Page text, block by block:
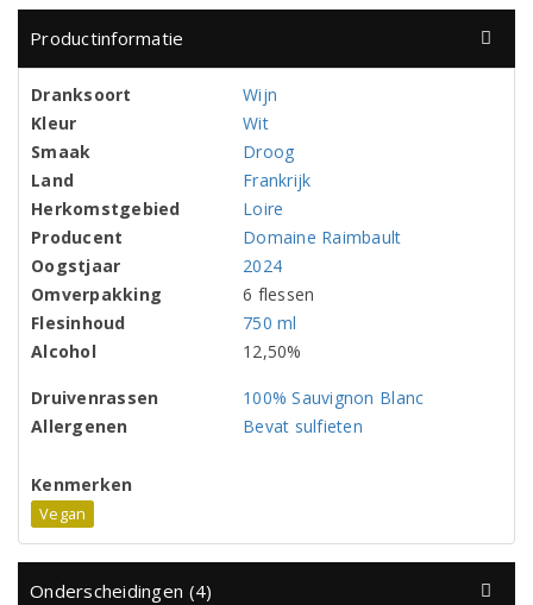
Productinformatie
Dranksoort
Wijn
Kleur
Wit
Smaak
Droog
Land
Frankrijk
Herkomstgebied
Loire
Producent
Domaine Raimbault
Oogstjaar
2024
Omverpakking
6 flessen
Flesinhoud
750 ml
Alcohol
12,50%
Druivenrassen
100% Sauvignon Blanc
Allergenen
Bevat sulfieten
Kenmerken
Vegan
Onderscheidingen (4)